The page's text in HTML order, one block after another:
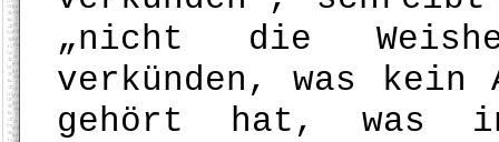
„nicht die
verkünden, was kein
gehört hat, was in